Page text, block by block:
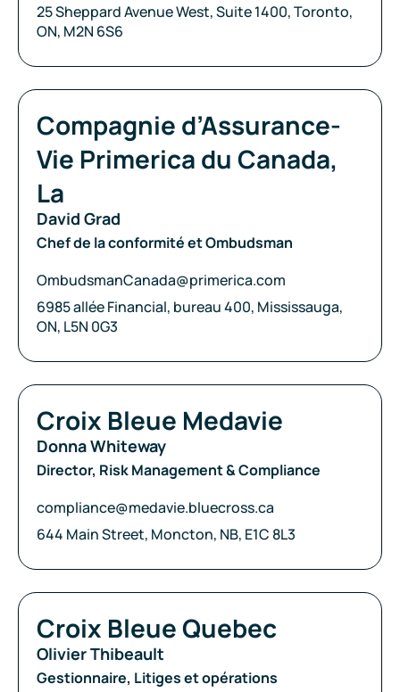
Adresse:
25 Sheppard Avenue West, Suite 1400, Toronto,
ON, M2N 6S6
Compagnie:
Compagnie d’Assurance-
Vie Primerica du Canada,
La
David Grad
Chef de la conformité et Ombudsman
Courriel:
OmbudsmanCanada@primerica.com
Adresse:
6985 allée Financial, bureau 400, Mississauga,
ON, L5N 0G3
Compagnie:
Croix Bleue Medavie
Donna Whiteway
Director, Risk Management & Compliance
Courriel:
compliance@medavie.bluecross.ca
Adresse:
644 Main Street, Moncton, NB, E1C 8L3
Compagnie:
Croix Bleue Quebec
Olivier Thibeault
Gestionnaire, Litiges et opérations